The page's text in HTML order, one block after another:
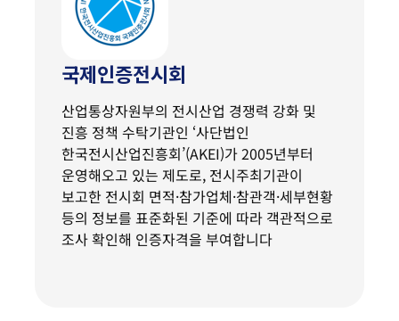
국제인증전시회
산업통상자원부의 전시산업 경쟁력 강화 및
진흥 정책 수탁기관인 ‘사단법인
한국전시산업진흥회’(AKEI)가 2005년부터
운영해오고 있는 제도로, 전시주최기관이
보고한 전시회 면적·참가업체·참관객·세부현황
등의 정보를 표준화된 기준에 따라 객관적으로
조사 확인해 인증자격을 부여합니다